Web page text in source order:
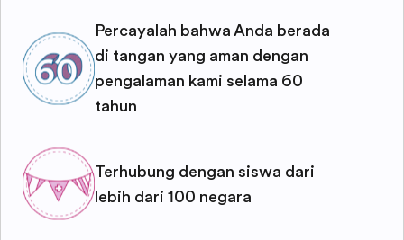
Percayalah bahwa Anda berada
di tangan yang aman dengan
pengalaman kami selama 60
tahun
Terhubung dengan siswa dari
lebih dari 100 negara